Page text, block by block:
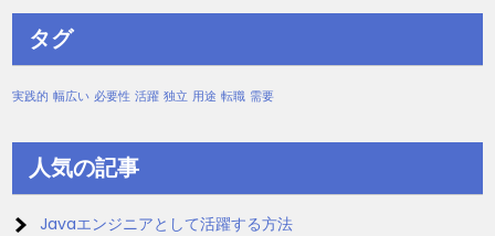
タグ
実践的 幅広い 必要性 活躍 独立 用途 転職 需要
人気の記事
Javaエンジニアとして活躍する方法